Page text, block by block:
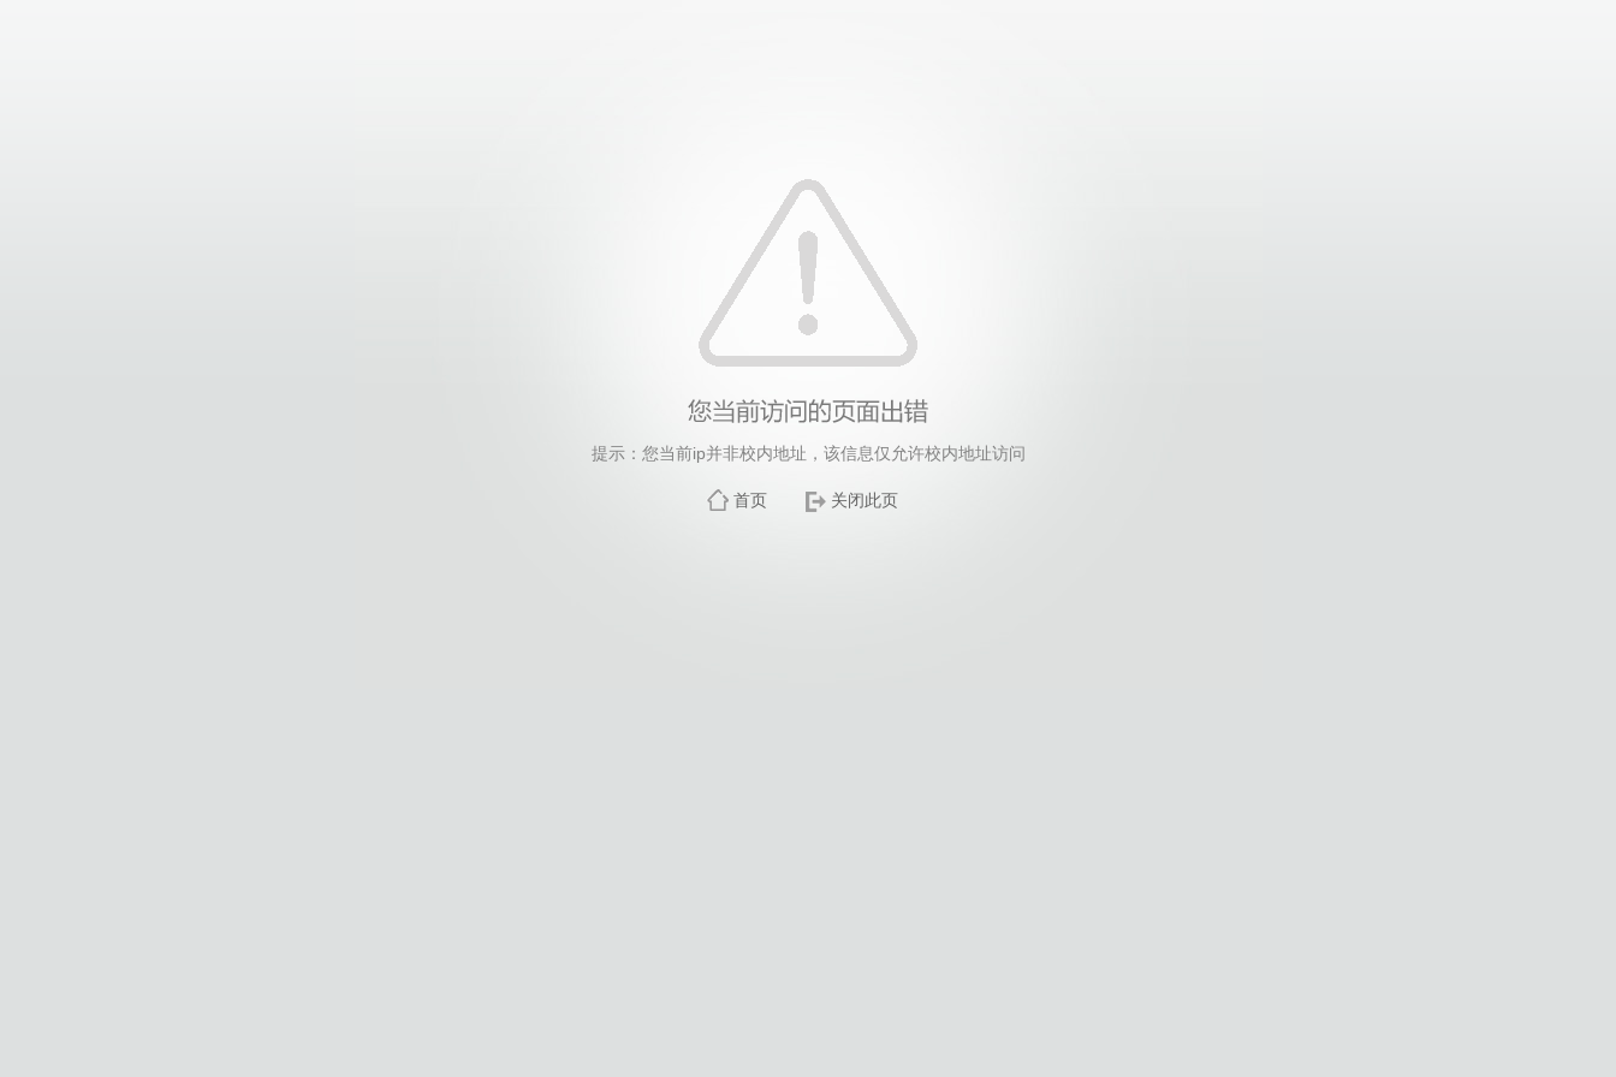
提示：您当前ip并非校内地址，该信息仅允许校内地址访问
首页 关闭此页